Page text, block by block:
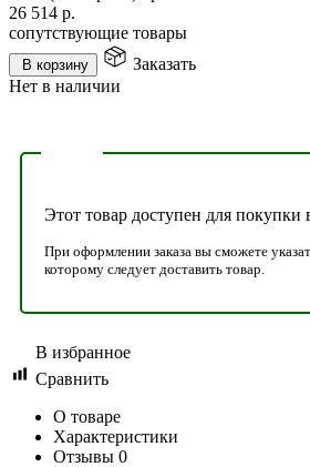
26 514 р.
сопутствующие товары
В корзину
Заказать
Нет в наличии
Этот товар доступен для покупки
При оформлении заказа вы сможете
которому следует доставить товар.
В избранное
Сравнить
О товаре
Характеристики
Отзывы 0